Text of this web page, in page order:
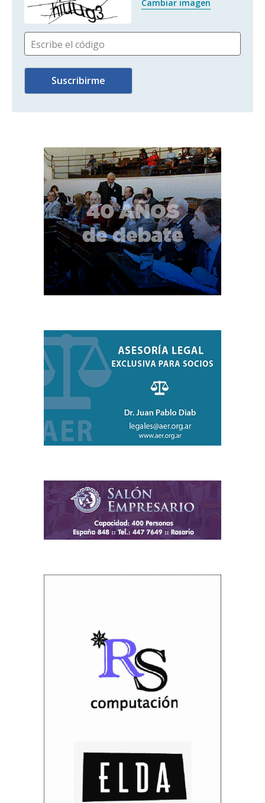
Cambiar imagen
Escribe el código